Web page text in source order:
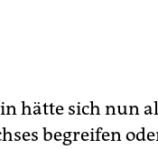
hätte sich nun
begreifen